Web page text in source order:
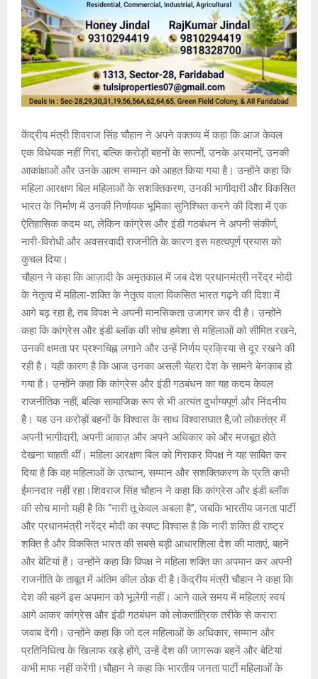
केंद्रीय मंत्री शिवराज सिंह चौहान ने अपने वक्तव्य में कहा कि आज केवल
एक विधेयक नहीं गिरा, बल्कि करोड़ों बहनों के सपनों, उनके अरमानों, उनकी
आकांक्षाओं और उनके आत्म सम्मान को आहत किया गया है। उन्होंने कहा कि
महिला आरक्षण बिल महिलाओं के सशक्तिकरण, उनकी भागीदारी और विकसित
भारत के निर्माण में उनकी निर्णायक भूमिका सुनिश्चित करने की दिशा में एक
ऐतिहासिक कदम था, लेकिन कांग्रेस और इंडी गठबंधन ने अपनी संकीर्ण,
नारी-विरोधी और अवसरवादी राजनीति के कारण इस महत्वपूर्ण प्रयास को
कुचल दिया।
चौहान ने कहा कि आज़ादी के अमृतकाल में जब देश प्रधानमंत्री नरेंद्र मोदी
के नेतृत्व में महिला-शक्ति के नेतृत्व वाला विकसित भारत गढ़ने की दिशा में
आगे बढ़ रहा है, तब विपक्ष ने अपनी मानसिकता उजागर कर दी है। उन्होंने
कहा कि कांग्रेस और इंडी ब्लॉक की सोच हमेशा से महिलाओं को सीमित रखने,
उनकी क्षमता पर प्रश्नचिह्न लगाने और उन्हें निर्णय प्रक्रिया से दूर रखने की
रही है। यही कारण है कि आज उनका असली चेहरा देश के सामने बेनकाब हो
गया है। उन्होंने कहा कि कांग्रेस और इंडी गठबंधन का यह कदम केवल
राजनीतिक नहीं, बल्कि सामाजिक रूप से भी अत्यंत दुर्भाग्यपूर्ण और निंदनीय
है। यह उन करोड़ों बहनों के विश्वास के साथ विश्वासघात है,जो लोकतंत्र में
अपनी भागीदारी, अपनी आवाज़ और अपने अधिकार को और मजबूत होते
देखना चाहती थीं। महिला आरक्षण बिल को गिराकर विपक्ष ने यह साबित कर
दिया है कि वह महिलाओं के उत्थान, सम्मान और सशक्तिकरण के प्रति कभी
ईमानदार नहीं रहा।शिवराज सिंह चौहान ने कहा कि कांग्रेस और इंडी ब्लॉक
की सोच मानो यही है कि “नारी तू केवल अबला है”, जबकि भारतीय जनता पार्टी
और प्रधानमंत्री नरेंद्र मोदी का स्पष्ट विश्वास है कि नारी शक्ति ही राष्ट्र
शक्ति है और विकसित भारत की सबसे बड़ी आधारशिला देश की माताएं, बहनें
और बेटियां हैं। उन्होंने कहा कि विपक्ष ने महिला शक्ति का अपमान कर अपनी
राजनीति के ताबूत में अंतिम कील ठोक दी है।केंद्रीय मंत्री चौहान ने कहा कि
देश की बहनें इस अपमान को भूलेगी नहीं। आने वाले समय में महिलाएं स्वयं
आगे आकर कांग्रेस और इंडी गठबंधन को लोकतांत्रिक तरीके से करारा
जवाब देंगी। उन्होंने कहा कि जो दल महिलाओं के अधिकार, सम्मान और
प्रतिनिधित्व के खिलाफ खड़े होंगे, उन्हें देश की जागरूक बहनें और बेटियां
कभी माफ नहीं करेंगी।चौहान ने कहा कि भारतीय जनता पार्टी महिलाओं के